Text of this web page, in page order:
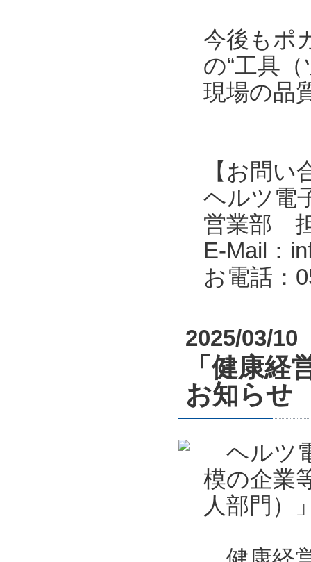
今後もポ
の“工具
現場の品
【お問い
ヘルツ電
営業部
E-Mail：
お電話：
2025/03/10
「健康経
お知らせ
ヘルツ
模の企業
人部門）